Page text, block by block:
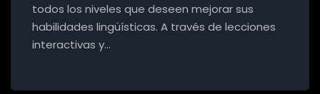
todos los niveles que deseen mejorar sus
habilidades lingüísticas. A través de lecciones
interactivas y…